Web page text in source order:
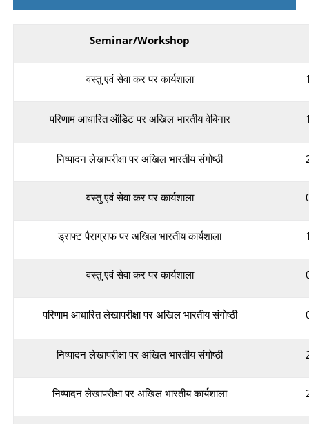
Seminar/Workshop
वस्तु एवं सेवा कर पर कार्यशाला
परिणाम आधारित ऑडिट पर अखिल भारतीय वेबिनार
निष्पादन लेखापरीक्षा पर अखिल भारतीय संगोष्ठी
वस्तु एवं सेवा कर पर कार्यशाला
ड्राफ्ट पैराग्राफ पर अखिल भारतीय कार्यशाला
वस्तु एवं सेवा कर पर कार्यशाला
परिणाम आधारित लेखापरीक्षा पर अखिल भारतीय संगोष्ठी
निष्पादन लेखापरीक्षा पर अखिल भारतीय संगोष्ठी
निष्पादन लेखापरीक्षा पर अखिल भारतीय कार्यशाला